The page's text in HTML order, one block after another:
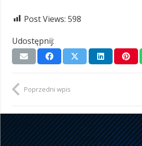
Post Views: 598
Udostępnij:
Poprzedni wpis